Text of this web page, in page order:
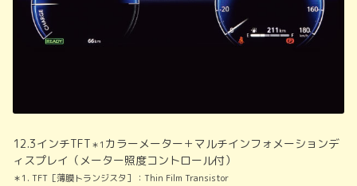
12.3インチTFT＊1 カラーメーター＋マルチインフォメーションデ
ィスプレイ（メーター照度コントロール付）
＊1. TFT［薄膜トランジスタ］：Thin Film Transistor